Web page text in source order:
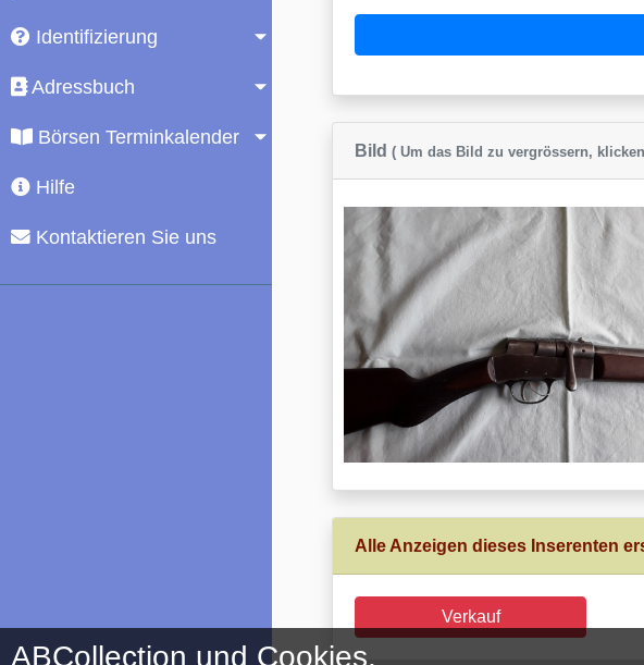
Identifizierung
Adressbuch
Börsen Terminkalender
Hilfe
Kontaktieren Sie uns
Bild ( Um das Bild zu vergrössern,
Alle Anzeigen dieses Inserenten
Verkauf
ABCollection und Cookies.